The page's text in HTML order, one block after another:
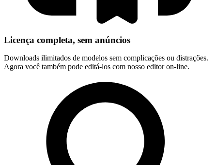
Licença completa, sem anúncios
Downloads ilimitados de modelos sem complicações ou distrações.
Agora você também pode editá-los com nosso editor on-line.